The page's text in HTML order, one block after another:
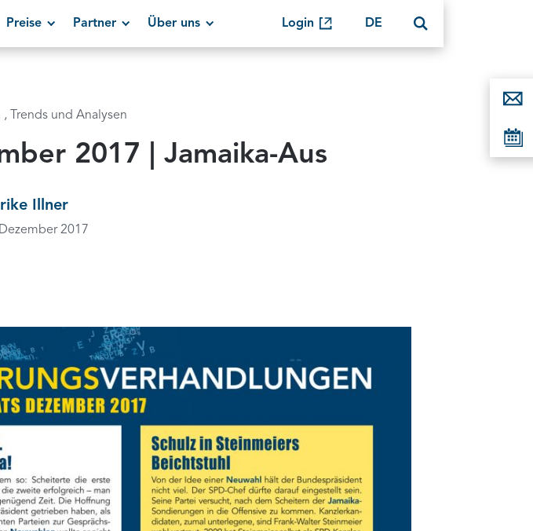
Preise Partner Über uns Login DE
Trends und Analysen
2017 | Jamaika-Aus
Illner
2017